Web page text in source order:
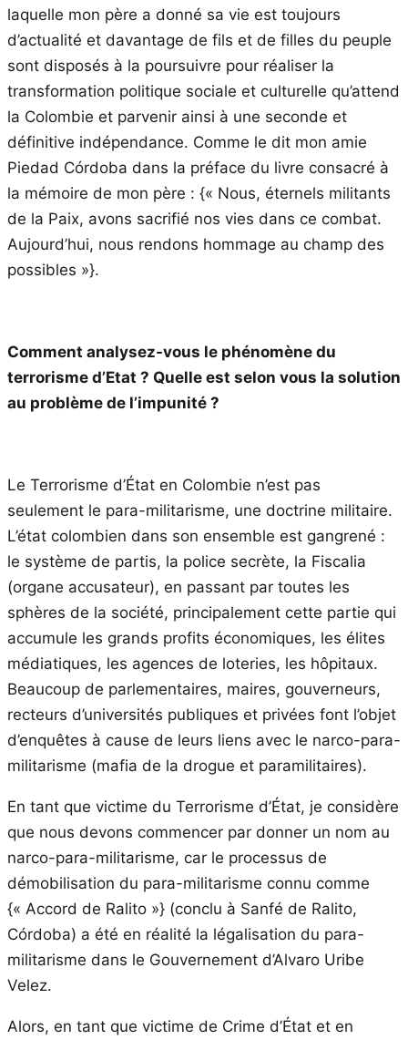
laquelle mon père a donné sa vie est toujours
d’actualité et davantage de fils et de filles du peuple
sont disposés à la poursuivre pour réaliser la
transformation politique sociale et culturelle qu’attend
la Colombie et parvenir ainsi à une seconde et
définitive indépendance. Comme le dit mon amie
Piedad Córdoba dans la préface du livre consacré à
la mémoire de mon père : {« Nous, éternels militants
de la Paix, avons sacrifié nos vies dans ce combat.
Aujourd’hui, nous rendons hommage au champ des
possibles »}.
Comment analysez-vous le phénomène du
terrorisme d’Etat ? Quelle est selon vous la solution
au problème de l’impunité ?
Le Terrorisme d’État en Colombie n’est pas
seulement le para-militarisme, une doctrine militaire.
L’état colombien dans son ensemble est gangrené :
le système de partis, la police secrète, la Fiscalia
(organe accusateur), en passant par toutes les
sphères de la société, principalement cette partie qui
accumule les grands profits économiques, les élites
médiatiques, les agences de loteries, les hôpitaux.
Beaucoup de parlementaires, maires, gouverneurs,
recteurs d’universités publiques et privées font l’objet
d’enquêtes à cause de leurs liens avec le narco-para-
militarisme (mafia de la drogue et paramilitaires).
En tant que victime du Terrorisme d’État, je considère
que nous devons commencer par donner un nom au
narco-para-militarisme, car le processus de
démobilisation du para-militarisme connu comme
{« Accord de Ralito »} (conclu à Sanfé de Ralito,
Córdoba) a été en réalité la légalisation du para-
militarisme dans le Gouvernement d’Alvaro Uribe
Velez.
Alors, en tant que victime de Crime d’État et en